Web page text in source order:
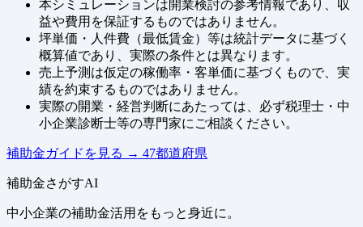
本シミュレーションは開業検討の参考情報であり、収
益や費用を保証するものではありません。
坪単価・人件費（最低賃金）等は統計データに基づく
概算値であり、実際の条件とは異なります。
売上予測は仮定の稼働率・客単価に基づくもので、実
績を約束するものではありません。
実際の開業・経営判断にあたっては、必ず税理士・中
小企業診断士等の専門家にご相談ください。
補助金ガイドを見る → 47都道府県
補助金さがすAI
中小企業の補助金活用をもっと身近に。